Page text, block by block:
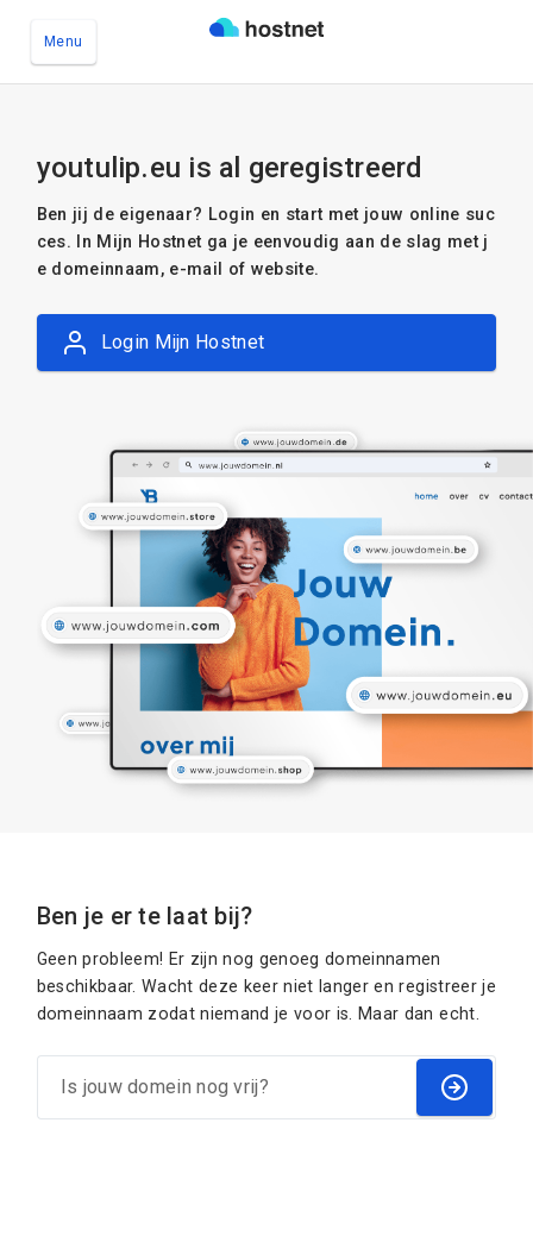
Menu
youtulip.eu is al geregistreerd
Ben jij de eigenaar? Login en start met jouw online suc
ces. In Mijn Hostnet ga je eenvoudig aan de slag met j
e domeinnaam, e-mail of website.
Login Mijn Hostnet
Ben je er te laat bij?
Geen probleem! Er zijn nog genoeg domeinnamen
beschikbaar. Wacht deze keer niet langer en registreer je
domeinnaam zodat niemand je voor is. Maar dan echt.